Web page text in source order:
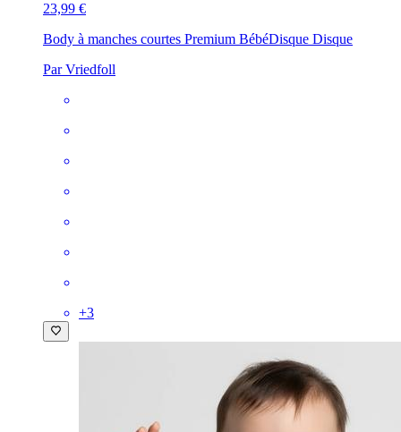
23,99 €
Body à manches courtes Premium BébéDisque Disque
Par Vriedfoll
+3